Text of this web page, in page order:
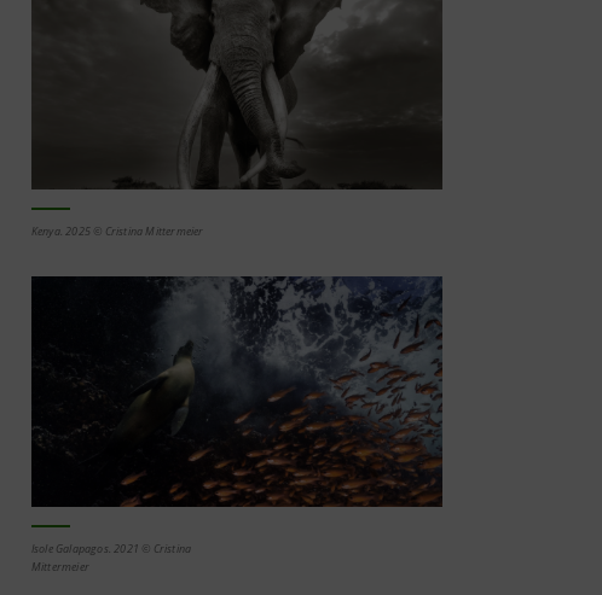
Kenya. 2025 © Cristina Mittermeier
Isole Galapagos. 2021 © Cristina
Mittermeier